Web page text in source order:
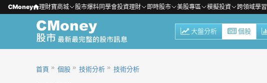
CMoney 理財寶商城 股市爆料同學會投資理財 即時股市 美股專區 模擬投資 跨領域學習
大盤分析 個股
首頁 個股 技術分析 技術分析